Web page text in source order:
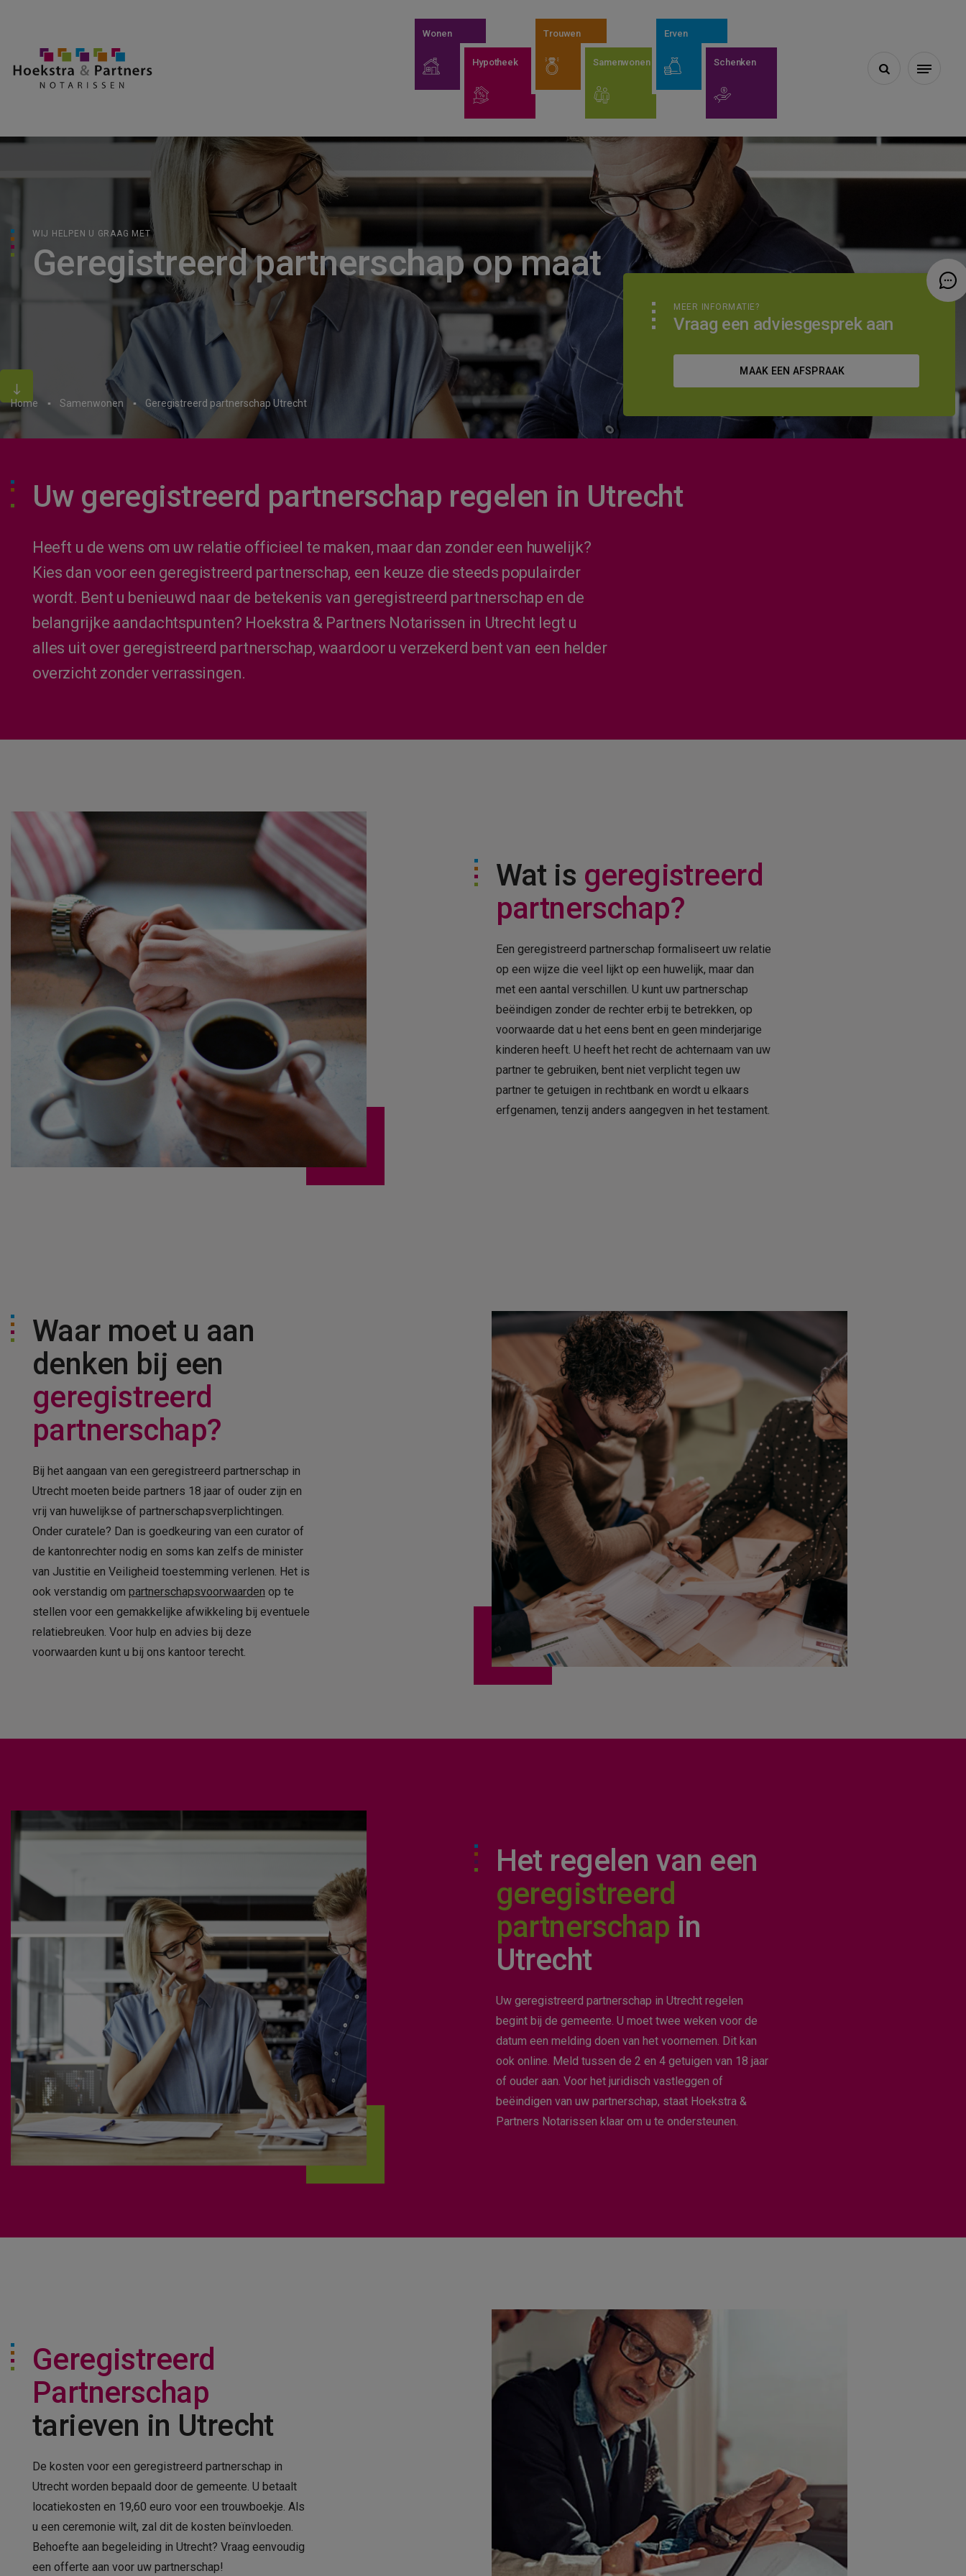
Wonen
Hypotheek
Trouwen
Samenwonen
Erven
Schenken

Hoe kunnen we je helpen?
WIJ HELPEN U GRAAG MET
Geregistreerd partnerschap op maat
MEER INFORMATIE?
Vraag een adviesgesprek aan
MAAK EEN AFSPRAAK
Home Samenwonen Geregistreerd partnerschap Utrecht
Uw geregistreerd partnerschap regelen in Utrecht
Heeft u de wens om uw relatie officieel te maken, maar dan zonder een huwelijk?
Kies dan voor een geregistreerd partnerschap, een keuze die steeds populairder
wordt. Bent u benieuwd naar de betekenis van geregistreerd partnerschap en de
belangrijke aandachtspunten? Hoekstra & Partners Notarissen in Utrecht legt u
alles uit over geregistreerd partnerschap, waardoor u verzekerd bent van een helder
overzicht zonder verrassingen.
Wat is geregistreerd
partnerschap?
Een geregistreerd partnerschap formaliseert uw relatie
op een wijze die veel lijkt op een huwelijk, maar dan
met een aantal verschillen. U kunt uw partnerschap
beëindigen zonder de rechter erbij te betrekken, op
voorwaarde dat u het eens bent en geen minderjarige
kinderen heeft. U heeft het recht de achternaam van uw
partner te gebruiken, bent niet verplicht tegen uw
partner te getuigen in rechtbank en wordt u elkaars
erfgenamen, tenzij anders aangegven in het testament.
Waar moet u aan
denken bij een
geregistreerd
partnerschap?
Bij het aangaan van een geregistreerd partnerschap in
Utrecht moeten beide partners 18 jaar of ouder zijn en
vrij van huwelijkse of partnerschapsverplichtingen.
Onder curatele? Dan is goedkeuring van een curator of
de kantonrechter nodig en soms kan zelfs de minister
van Justitie en Veiligheid toestemming verlenen. Het is
ook verstandig om partnerschapsvoorwaarden op te
stellen voor een gemakkelijke afwikkeling bij eventuele
relatiebreuken. Voor hulp en advies bij deze
voorwaarden kunt u bij ons kantoor terecht.
Het regelen van een
geregistreerd
partnerschap in
Utrecht
Uw geregistreerd partnerschap in Utrecht regelen
begint bij de gemeente. U moet twee weken voor de
datum een melding doen van het voornemen. Dit kan
ook online. Meld tussen de 2 en 4 getuigen van 18 jaar
of ouder aan. Voor het juridisch vastleggen of
beëindigen van uw partnerschap, staat Hoekstra &
Partners Notarissen klaar om u te ondersteunen.
Geregistreerd
Partnerschap
tarieven in Utrecht
De kosten voor een geregistreerd partnerschap in
Utrecht worden bepaald door de gemeente. U betaalt
locatiekosten en 19,60 euro voor een trouwboekje. Als
u een ceremonie wilt, zal dit de kosten beïnvloeden.
Behoefte aan begeleiding in Utrecht? Vraag eenvoudig
een offerte aan voor uw partnerschap!